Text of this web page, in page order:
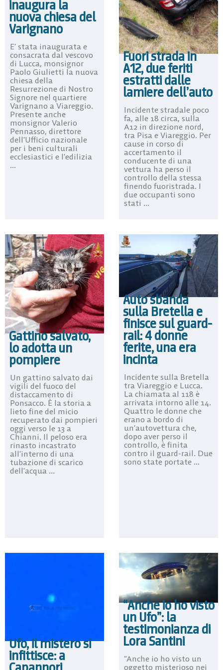
inaugura la
nuova chiesa del
Varignano
E’ stata inaugurata e
consacrata dal vescovo
di Lucca, monsignor
Paolo Giulietti la nuova
chiesa della
Resurrezione di Nostro
Signore nel quartiere
Varignano a Viareggio.
Presente anche
monsignor Valerio
Pennasso, direttore
dell’Ufficio nazionale
per i beni culturali
ecclesiastici e l’edilizia
...
Fuori strada in
A12, due feriti
estratti dalle
lamiere dell’auto
Incidente stradale poco
fa, alle 18 circa, sulla
A12 in direzione nord,
tra Pisa e Viareggio. Per
cause in corso di
accertamento il
conducente di una
vettura ha perso il
controllo della stessa
finendo fuoristrada. I
due occupanti sono
stati ...
Gattino salvato,
lo adotta un
pompiere
Un gattino salvato dai
vigili del fuoco del
distaccamento di
Ponsacco. È la storia a
lieto fine del micio
recuperato dai pompieri
oggi verso le 13 a
Chianni. Il peloso era
rinasto incastrato
all’interno di una
tubazione di scarico
dell’acqua ...
Auto sbanda
sulla Bretella e
finisce sul guard-
rail: 4 donne
ferite, una era
incinta
Incidente sulla Bretella
tra Viareggio e Lucca.
La chiamata al 118 è
arrivata intorno alle 14.
Quattro le donne che
erano a bordo di
un’autovettura che,
dopo aver perso il
controllo, è finita
contro il guard-rail. Due
sono state portate ...
Ufo, il mistero si
infittisce: a
“Anche io ho visto
un Ufo”: la
testimonianza di
Lora Santini
“Anche io ho visto un
oggetto misterioso nei